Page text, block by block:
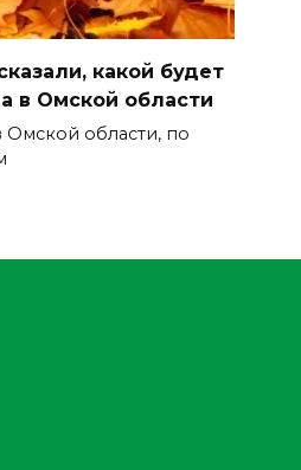
какой будет
в Омской области
Омской области, по